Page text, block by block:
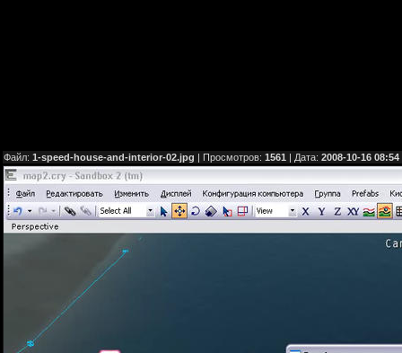
Файл: 1-speed-house-and-interior-02.jpg | Просмотров: 1561 | Дата: 2008-10-16 08:54